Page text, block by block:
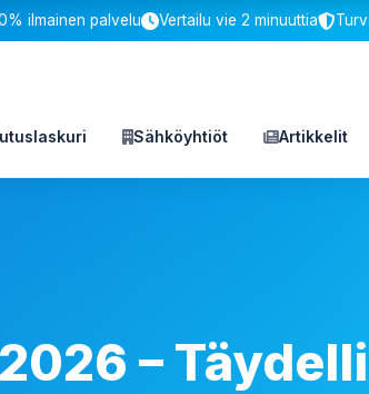
ilmainen palvelu Vertailu vie 2 minuuttia
Sähköyhtiöt Artikkelit
–